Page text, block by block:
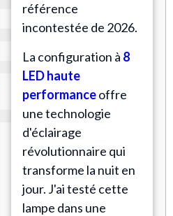
référence
incontestée de 2026.
La configuration à 8
LED haute
performanceoffre
une technologie
d'éclairage
révolutionnaire qui
transforme la nuit en
jour. J'ai testé cette
lampe dans une